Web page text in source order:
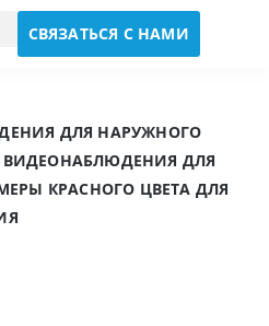
СВЯЗАТЬСЯ С НАМИ
ДЛЯ НАРУЖНОГО
ДЛЯ
КРАСНОГО ЦВЕТА ДЛЯ